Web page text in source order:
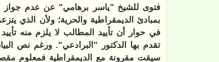
فتوى للشيخ "ياسر برهامي" عن عدم جواز
بمبادئ الديمقراطية والحرية؛ ولأن الذي
في حوار أن تأييد المطالب لا يلزم منه
تقدم بها الدكتور "البرادعي". ورغم نص
سيقت مقرونة مع الديمقراطية فمعلوم